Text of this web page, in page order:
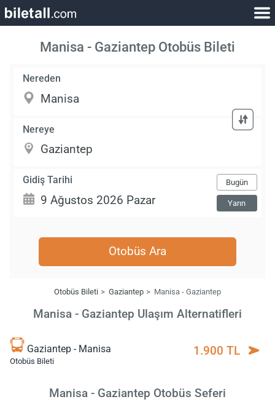
Manisa - Gaziantep Otobüs Bileti
Nereden
Nereye
Gidiş Tarihi Bugün
Yarın
Otobüs Ara
Otobüs Bileti Gaziantep Manisa - Gaziantep
Manisa - Gaziantep Ulaşım Alternatifleri
Gaziantep - Manisa
Otobüs Bileti
1.900 TL
Manisa - Gaziantep Otobüs Seferi